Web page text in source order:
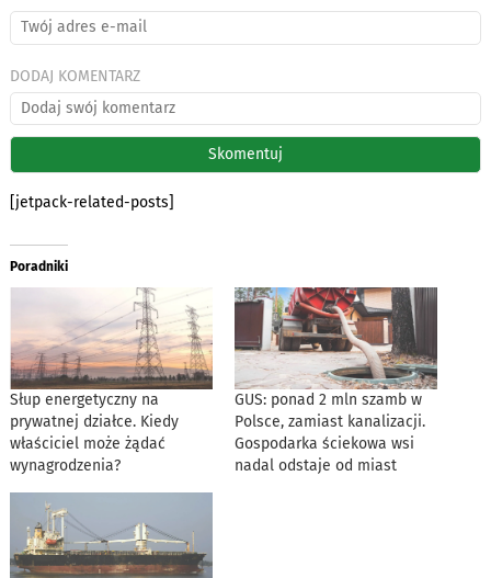
DODAJ KOMENTARZ
[jetpack-related-posts]
Poradniki
Słup energetyczny na
prywatnej działce. Kiedy
właściciel może żądać
wynagrodzenia?
GUS: ponad 2 mln szamb w
Polsce, zamiast kanalizacji.
Gospodarka ściekowa wsi
nadal odstaje od miast